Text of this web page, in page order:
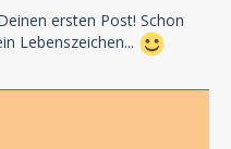
ersten Post! Schon
Lebenszeichen...